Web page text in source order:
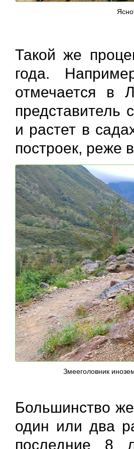
Такой же
года.
отмечается в
представитель
и растет в
построек, реже
Змееголовник
Большинство
один или два
последние 8